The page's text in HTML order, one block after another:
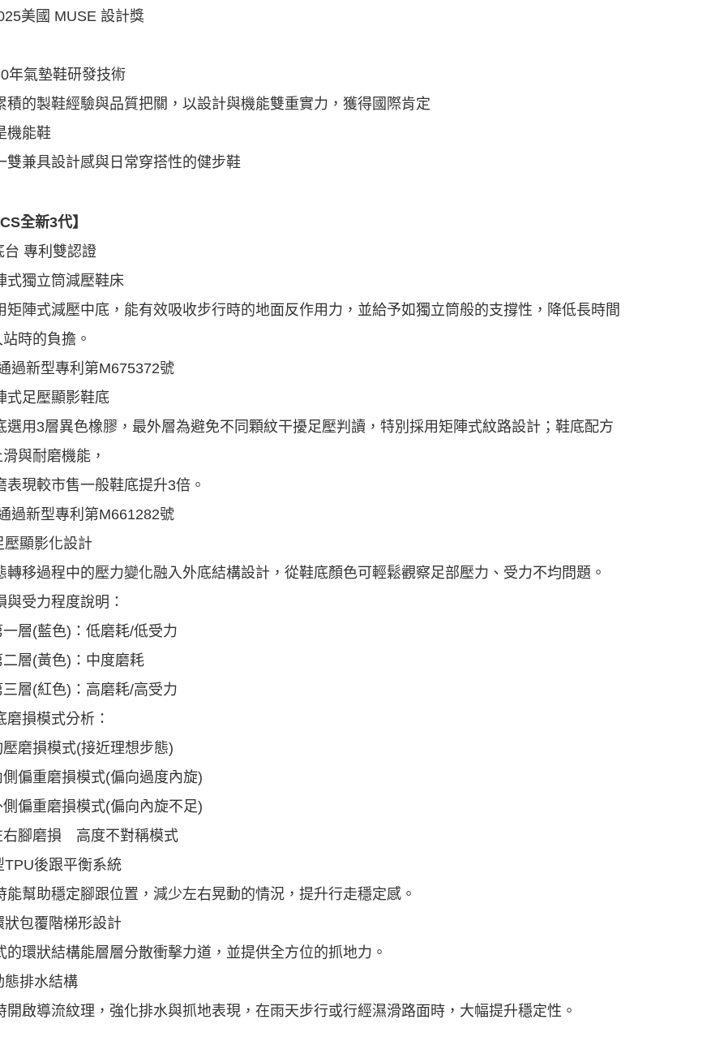
美國 MUSE 設計獎
年氣墊鞋研發技術
的製鞋經驗與品質把關，以設計與機能雙重實力，獲得國際肯定
機能鞋
兼具設計感與日常穿搭性的健步鞋
全新3代】
台 專利雙認證
獨立筒減壓鞋床
式減壓中底，能有效吸收步行時的地面反作用力，並給予如獨立筒般的支撐性，降低長時間
時的負擔。
型專利第M675372號
足壓顯影鞋底
3層異色橡膠，最外層為避免不同顆紋干擾足壓判讀，特別採用矩陣式紋路設計；鞋底配方
與耐磨機能，
較市售一般鞋底提升3倍。
型專利第M661282號
壓顯影化設計
移過程中的壓力變化融入外底結構設計，從鞋底顏色可輕鬆觀察足部壓力、受力不均問題。
受力程度說明：
(藍色)：低磨耗/低受力
(黃色)：中度磨耗
(紅色)：高磨耗/高受力
損模式分析：
損模式(接近理想步態)
重磨損模式(偏向過度內旋)
重磨損模式(偏向內旋不足)
磨損 高度不對稱模式
TPU後跟平衡系統
幫助穩定腳跟位置，減少左右晃動的情況，提升行走穩定感。
狀包覆階梯形設計
環狀結構能層層分散衝擊力道，並提供全方位的抓地力。
態排水結構
啟導流紋理，強化排水與抓地表現，在雨天步行或行經濕滑路面時，大幅提升穩定性。